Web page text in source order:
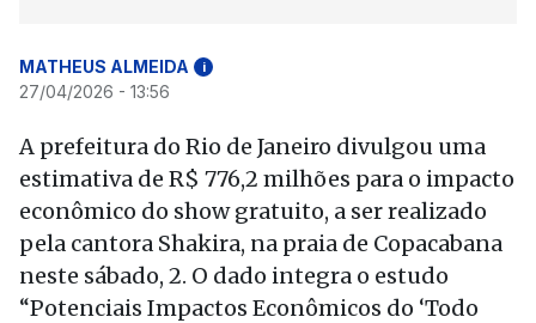
MATHEUS ALMEIDA i
27/04/2026 - 13:56
A prefeitura do Rio de Janeiro divulgou uma
estimativa de R$ 776,2 milhões para o impacto
econômico do show gratuito, a ser realizado
pela cantora Shakira, na praia de Copacabana
neste sábado, 2. O dado integra o estudo
“Potenciais Impactos Econômicos do ‘Todo